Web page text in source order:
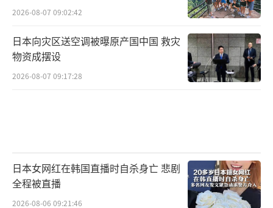
2026-08-07 09:02:42
日本向灾区送空调被曝原产国中国 救灾
物资成摆设
2026-08-07 09:17:28
日本女网红在韩国直播时自杀身亡 悲剧
全程被直播
2026-08-06 09:21:46